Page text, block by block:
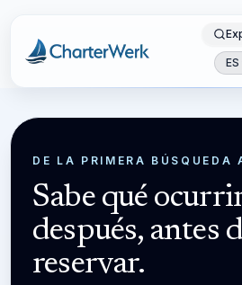
Charterwerk ES
DE LA PRIMERA BÚSQUEDA
Sabe qué
después, antes
reservar.